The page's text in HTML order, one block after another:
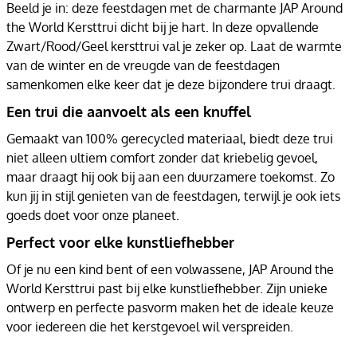
Beeld je in: deze feestdagen met de charmante JAP Around
the World Kersttrui dicht bij je hart. In deze opvallende
Zwart/Rood/Geel kersttrui val je zeker op. Laat de warmte
van de winter en de vreugde van de feestdagen
samenkomen elke keer dat je deze bijzondere trui draagt.
Een trui die aanvoelt als een knuffel
Gemaakt van 100% gerecycled materiaal, biedt deze trui
niet alleen ultiem comfort zonder dat kriebelig gevoel,
maar draagt hij ook bij aan een duurzamere toekomst. Zo
kun jij in stijl genieten van de feestdagen, terwijl je ook iets
goeds doet voor onze planeet.
Perfect voor elke kunstliefhebber
Of je nu een kind bent of een volwassene, JAP Around the
World Kersttrui past bij elke kunstliefhebber. Zijn unieke
ontwerp en perfecte pasvorm maken het de ideale keuze
voor iedereen die het kerstgevoel wil verspreiden.